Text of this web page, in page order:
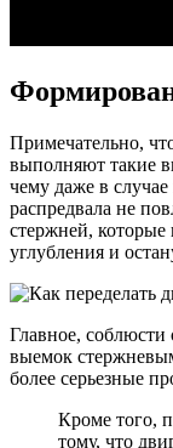
Примечательно,
выполняют такие
чему даже в
распредвала не
стержней, которые
углубления и
Главное, соблюсти
выемок
более серьезные
Кроме того,
тому, что